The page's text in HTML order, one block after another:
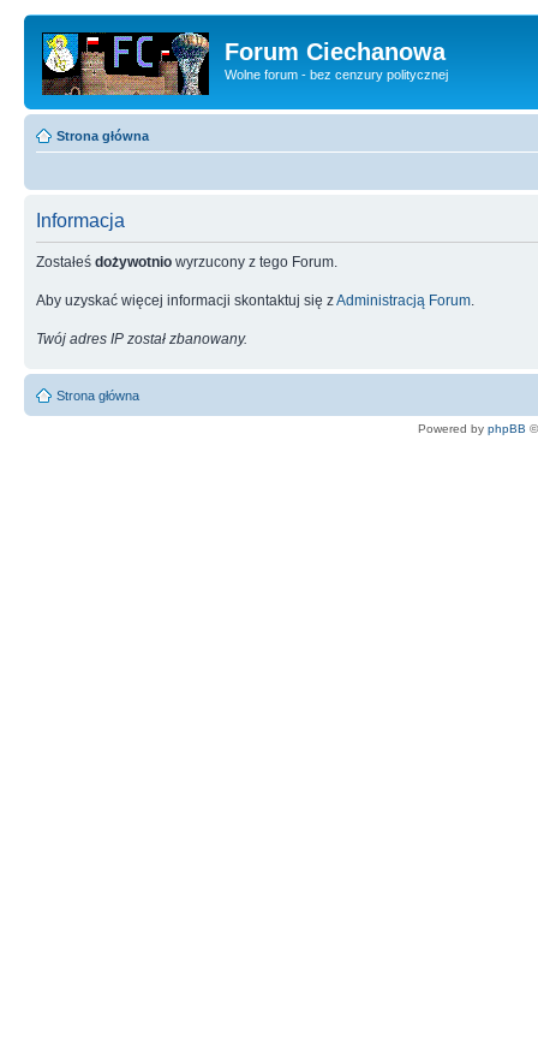
Forum Ciechanowa
Wolne forum - bez cenzury politycznej
Strona główna
Informacja
Zostałeś dożywotnio wyrzucony z tego Forum.
Aby uzyskać więcej informacji skontaktuj się zAdministracją Forum
Twój adres IP został zbanowany.
Strona główna
Powered by phpBB